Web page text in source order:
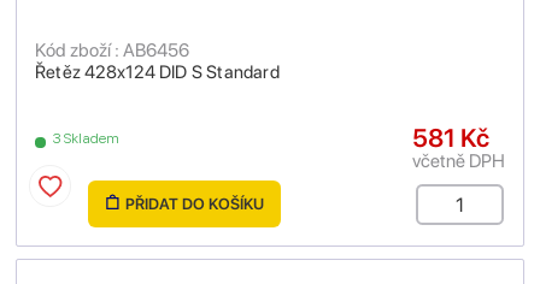
Řetěz 428x124 DID S Standard
Kód zboží : AB6456
3 Skladem 581 Kč
včetně DPH
PŘIDAT DO KOŠÍKU